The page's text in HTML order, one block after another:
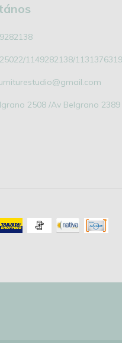
1149282138/1131376319
2508 /Av Belgrano 2389